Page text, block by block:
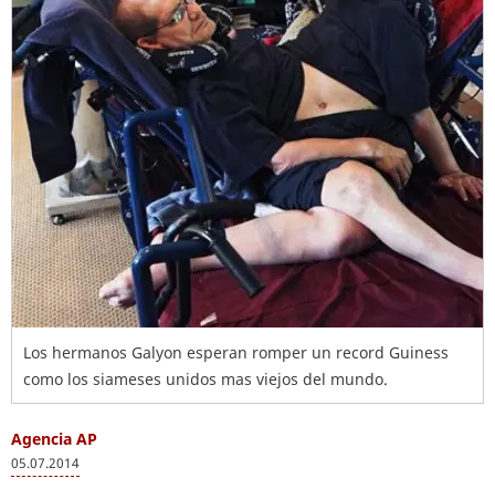
Los hermanos Galyon esperan romper un record Guiness
como los siameses unidos mas viejos del mundo.
Agencia AP
05.07.2014